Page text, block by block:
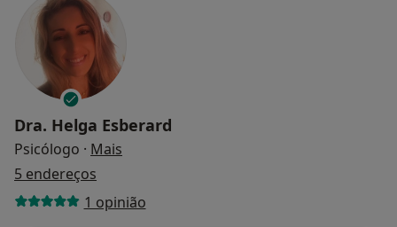
Dra. Helga Esberard
Psicólogo · Mais
5 endereços
1 opinião